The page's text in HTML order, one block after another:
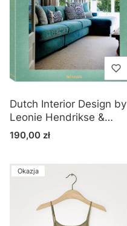
Dutch Interior Design by
Leonie Hendrikse &
Jeroen Stock
Holenderski design
Cena
190,00 zł
Okazja